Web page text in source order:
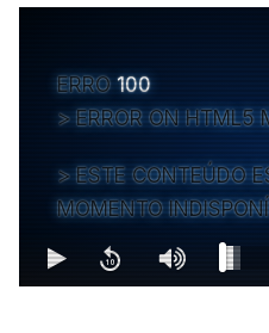
ERRO 100
ERROR ON HTML5
ESTE CONTEÚDO
MOMENTO